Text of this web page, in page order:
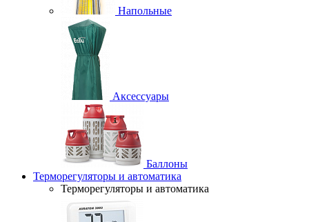
Напольные
Аксессуары
Баллоны
Терморегуляторы и автоматика
Терморегуляторы и автоматика